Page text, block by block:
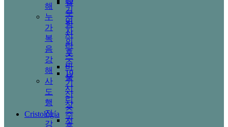
해
누
가
복
음
강
해
사
도
행
전
강
엘
로
힘
시
리
즈
바
울
시
리
즈
저
기
여
자
의
후
손
19
기
산
상
수
Cristología